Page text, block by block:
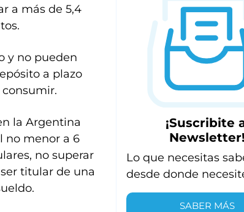
a más de 5,4
y no pueden
a plazo
la Argentina
no menor a 6
no superar
titular de una
¡Suscribite
Newsletter!
Lo que necesitas
desde donde
SABER MÁS